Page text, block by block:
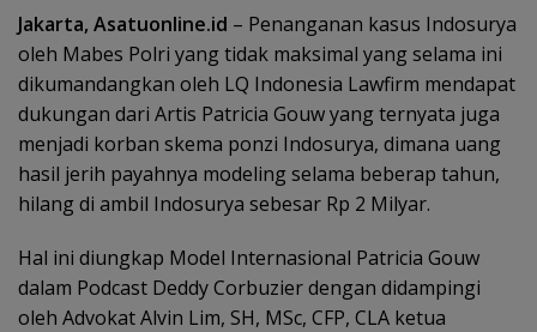
Jakarta, Asatuonline.id – Penanganan kasus Indosurya
oleh Mabes Polri yang tidak maksimal yang selama ini
dikumandangkan oleh LQ Indonesia Lawfirm mendapat
dukungan dari Artis Patricia Gouw yang ternyata juga
menjadi korban skema ponzi Indosurya, dimana uang
hasil jerih payahnya modeling selama beberap tahun,
hilang di ambil Indosurya sebesar Rp 2 Milyar.
Hal ini diungkap Model Internasional Patricia Gouw
dalam Podcast Deddy Corbuzier dengan didampingi
oleh Advokat Alvin Lim, SH, MSc, CFP, CLA ketua